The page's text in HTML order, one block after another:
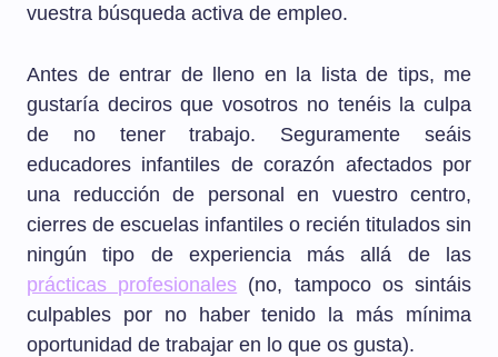
vuestra búsqueda activa de empleo.
Antes de entrar de lleno en la lista de tips, me
gustaría deciros que vosotros no tenéis la culpa
de no tener trabajo. Seguramente seáis
educadores infantiles de corazón afectados por
una reducción de personal en vuestro centro,
cierres de escuelas infantiles o recién titulados sin
ningún tipo de experiencia más allá de las
prácticas profesionales (no, tampoco os sintáis
culpables por no haber tenido la más mínima
oportunidad de trabajar en lo que os gusta).